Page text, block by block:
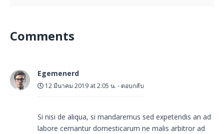
Comments
Egemenerd
12 มีนาคม 2019 at 2:05 น. - ตอบกลับ
Si nisi de aliqua, si mandaremus sed expetendis an ad
labore cernantur domesticarum ne malis arbitror ad